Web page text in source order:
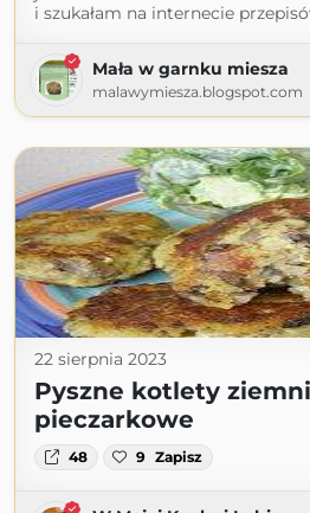
i szukałam na internecie
Mała w garnku miesza
malawymiesza.blogspot.com
22 sierpnia 2023
Pyszne kotlety
pieczarkowe
48 9 Zapisz